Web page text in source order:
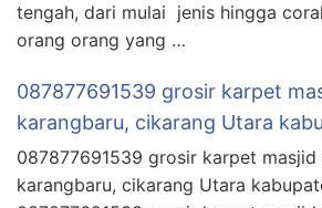
tengah, dari mulai jenis hingga
orang orang yang …
087877691539 grosir karpet
karangbaru, cikarang Utara
087877691539 grosir karpet
karangbaru, cikarang Utara